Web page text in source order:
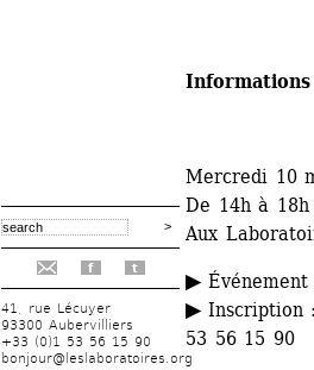
f t
41, rue Lécuyer
93300 Aubervilliers
+33 (0)1 53 56 15 90
bonjour@leslaboratoires.org
Mercredi 10
De 14h à 18h
Aux
▶
▶Inscription
53 56 15 90